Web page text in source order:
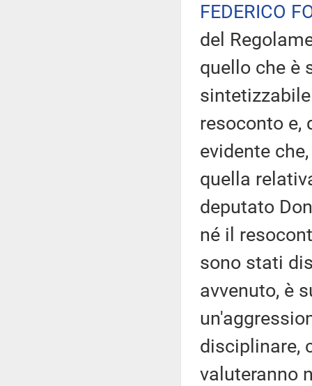
FEDERICO
del
quello che è
resoconto e,
evidente
quella
deputato
né il
sono stati
avvenuto, è
disciplinare,
valuteranno